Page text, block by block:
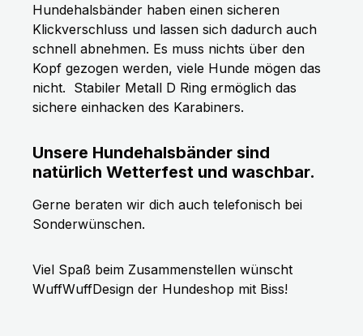
Hundehalsbänder haben einen sicheren
Klickverschluss und lassen sich dadurch auch
schnell abnehmen. Es muss nichts über den
Kopf gezogen werden, viele Hunde mögen das
nicht. Stabiler Metall D Ring ermöglich das
sichere einhacken des Karabiners.
Unsere Hundehalsbänder sind
natürlich Wetterfest und waschbar.
Gerne beraten wir dich auch telefonisch bei
Sonderwünschen.
Viel Spaß beim Zusammenstellen wünscht
WuffWuffDesign der Hundeshop mit Biss!